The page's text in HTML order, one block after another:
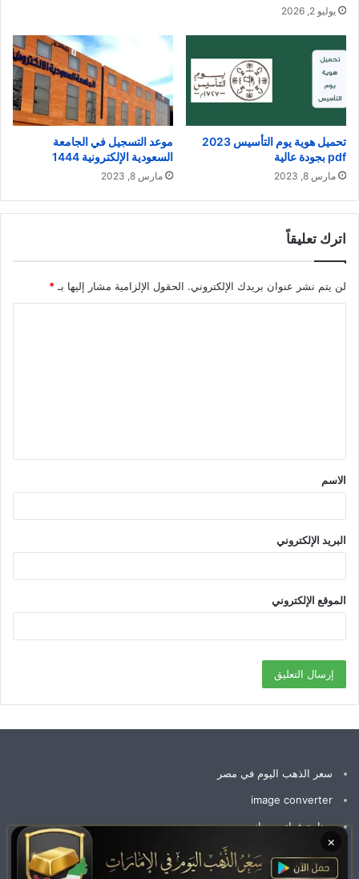
×
يوليو 2, 2026
تحميل هوية يوم التأسيس 2023
pdf بجودة عالية
مارس 8, 2023
موعد التسجيل في الجامعة
السعودية الإلكترونية 1444
مارس 8, 2023
اترك تعليقاً
لن يتم نشر عنوان بريدك الإلكتروني. الحقول الإلزامية مشار إليها بـ *
ق
*
الاسم
البريد الإلكتروني
الموقع الإلكتروني
سعر الذهب اليوم في مصر
image converter
برنامج فواتير مجاني
سعر جرام الذهب عيار 21 سعر الذهب اليوم